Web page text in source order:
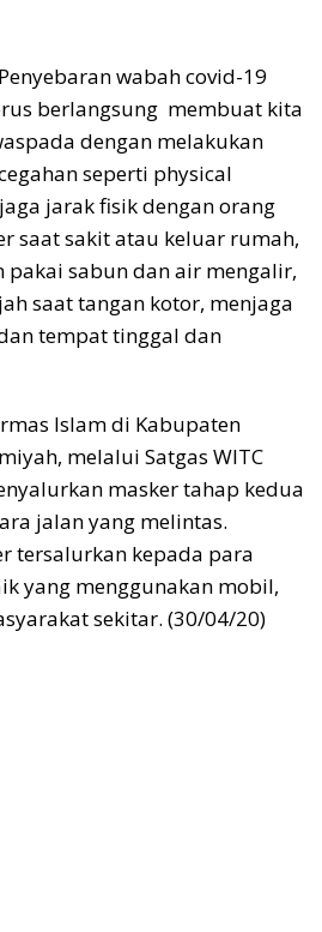
wabah covid-19
berlangsung membuat kita
dengan melakukan
seperti physical
jarak fisik dengan orang
saat sakit atau keluar rumah,
pakai sabun dan air mengalir,
saat tangan kotor, menjaga
tempat tinggal dan
Islam di Kabupaten
melalui Satgas WITC
masker tahap kedua
jalan yang melintas.
tersalurkan kepada para
yang menggunakan mobil,
sekitar. (30/04/20)